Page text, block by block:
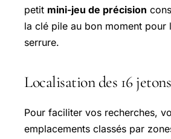
petit mini-jeu de précision
la clé pile au bon moment pour
serrure.
Localisation des 16
Pour faciliter vos recherches,
emplacements classés par